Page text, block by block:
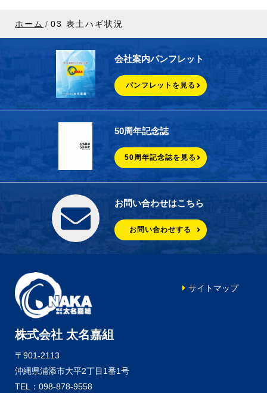
ホーム 03 表土ハギ状況
会社案内パンフレット
パンフレットを見る
50周年記念誌
50周年記念誌を見る
お問い合わせはこちら
お問い合わせする
株式会社 太名嘉組
〒901-2113
沖縄県浦添市大平2丁目1番1号
TEL：098-878-9558
サイトマップ